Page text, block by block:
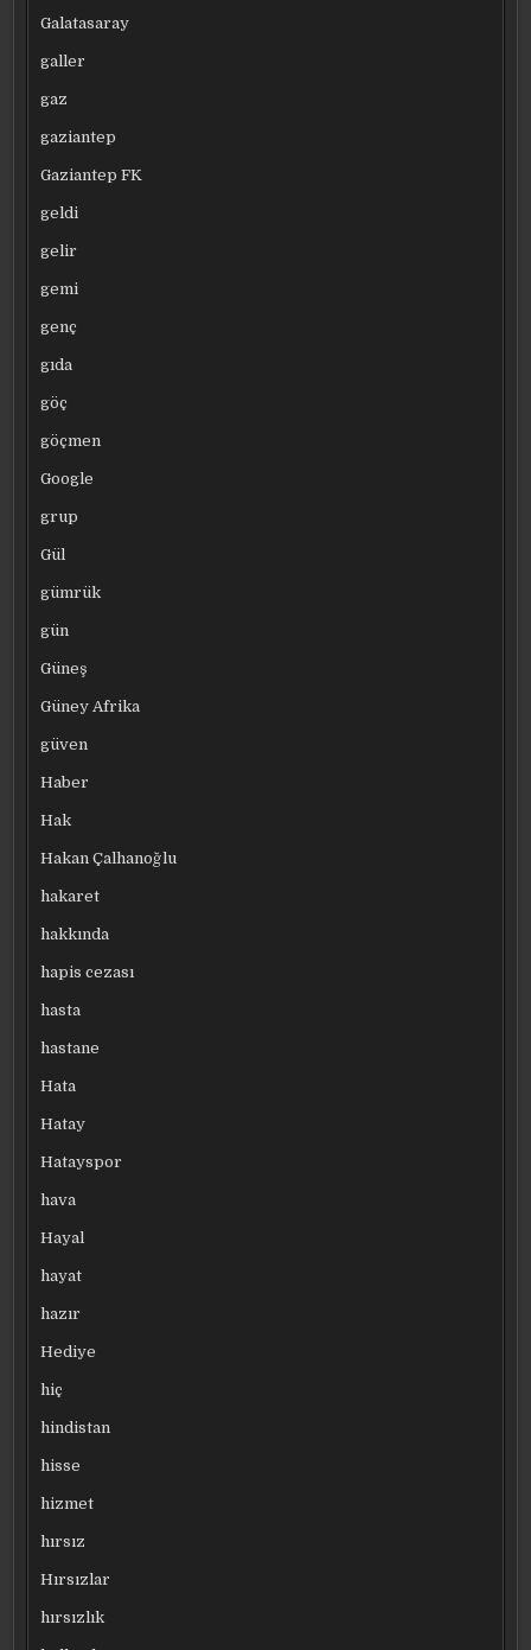
Galatasaray
galler
gaz
gaziantep
Gaziantep FK
geldi
gelir
gemi
genç
gıda
göç
göçmen
Google
grup
Gül
gümrük
gün
Güneş
Güney Afrika
güven
Haber
Hak
Hakan Çalhanoğlu
hakaret
hakkında
hapis cezası
hasta
hastane
Hata
Hatay
Hatayspor
hava
Hayal
hayat
hazır
Hediye
hiç
hindistan
hisse
hizmet
hırsız
Hırsızlar
hırsızlık